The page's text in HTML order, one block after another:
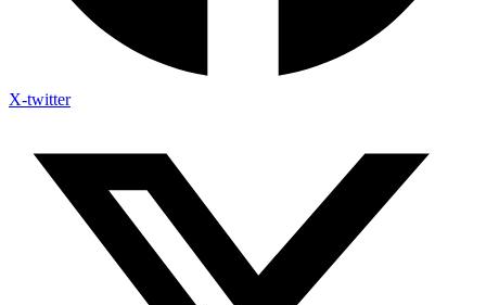
X-twitter